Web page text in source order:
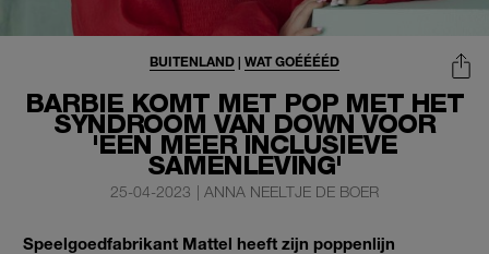
BARBIE KOMT MET POP MET HET
SYNDROOM VAN DOWN VOOR
'EEN MEER INCLUSIEVE
SAMENLEVING'
BUITENLAND | WAT GOÉÉÉÉD
25-04-2023 | ANNA NEELTJE DE BOER
Speelgoedfabrikant Mattel heeft zijn poppenlijn